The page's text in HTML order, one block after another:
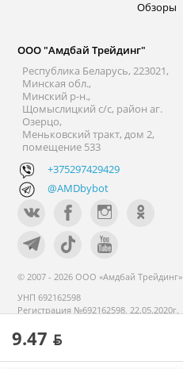
9.47 ƃ
Обзоры
ООО "Амдбай Трейдинг"
Республика Беларусь, 223021,
Минская обл.,
Минский р-н.,
Щомыслицкий с/с, район аг.
Озерцо,
Меньковский тракт, дом 2,
помещение 533
+375297429429
@AMDbybot
© 2007 - 2026 ООО «Амдбай Трейдинг»
УНП 692162598
Регистрация №692162598, 22.05.2020г.
реестре с 14 сентября 2020г.